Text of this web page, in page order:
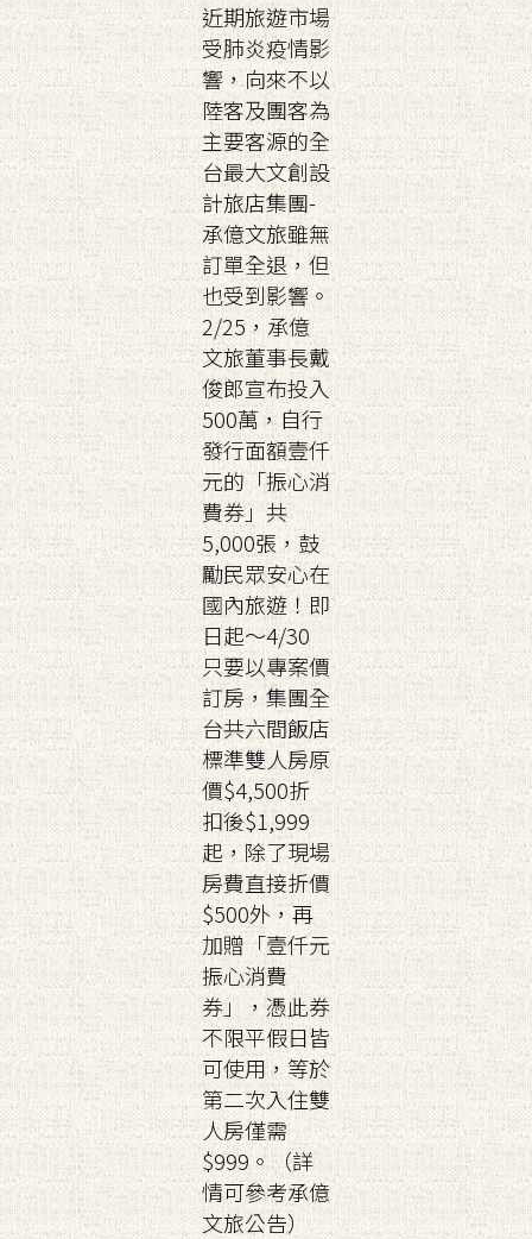
近期旅遊市場
受肺炎疫情影
響，向來不以
陸客及團客為
主要客源的全
台最大文創設
計旅店集團-
承億文旅雖無
訂單全退，但
也受到影響。
2/25，承億
文旅董事長戴
俊郎宣布投入
500萬，自行
發行面額壹仟
元的「振心消
費券」共
5,000張，鼓
勵民眾安心在
國內旅遊！即
日起～4/30
只要以專案價
訂房，集團全
台共六間飯店
標準雙人房原
價$4,500折
扣後$1,999
起，除了現場
房費直接折價
$500外，再
加贈「壹仟元
振心消費
券」，憑此券
不限平假日皆
可使用，等於
第二次入住雙
人房僅需
$999。（詳
情可參考承億
文旅公告）